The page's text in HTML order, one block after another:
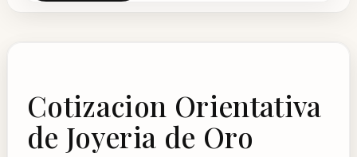
Cotizacion Orientativa
de Joyeria de Oro